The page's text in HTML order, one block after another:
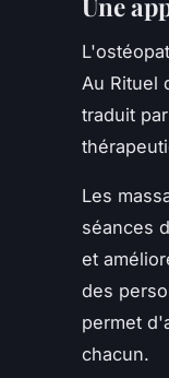
Une
Au Rituel
traduit
Les
séances
et
des
permet
chacun.